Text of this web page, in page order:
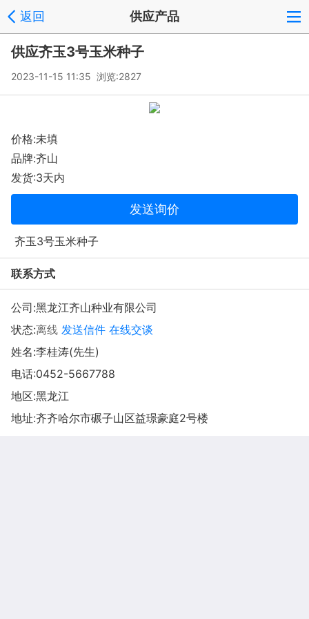
返回 供应产品
供应齐玉3号玉米种子
2023-11-15 11:35 浏览:2827
价格:未填
品牌:齐山
发货:3天内
发送询价
齐玉3号玉米种子
联系方式
公司:黑龙江齐山种业有限公司
状态:离线 发送信件 在线交谈
姓名:李桂涛(先生)
电话:0452-5667788
地区:黑龙江
地址:齐齐哈尔市碾子山区益璟豪庭2号楼